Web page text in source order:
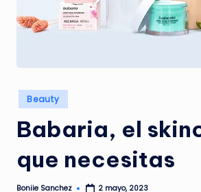
A
I
N
E
Publicado
en
Beauty
Babaria, el
que necesitas
Boniie Sanchez 2 mayo, 2023